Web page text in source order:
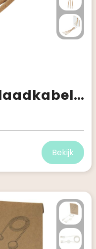
Bates 3-in-1 oplaadkabel van tarwestro en kurk
Bekijk